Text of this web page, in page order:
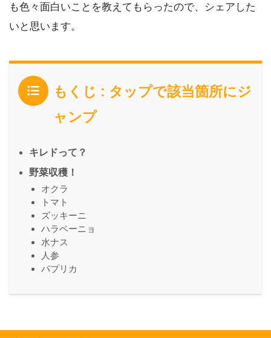
も色々面白いことを教えてもらったので、シェアした
いと思います。
もくじ : タップで該当箇所にジ
ャンプ
キレドって？
野菜収穫！
オクラ
トマト
ズッキーニ
ハラペーニョ
水ナス
人参
パプリカ